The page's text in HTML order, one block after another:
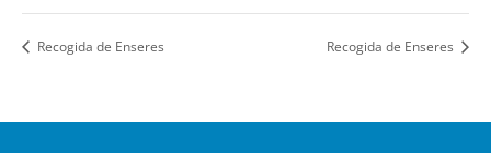
Recogida de Enseres Recogida de Enseres